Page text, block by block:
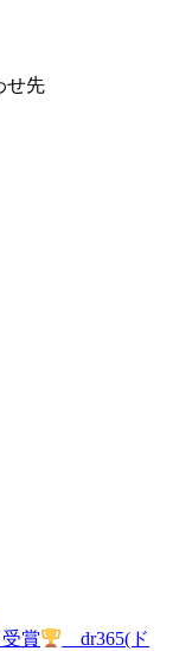
せ先
賞
dr365(ド